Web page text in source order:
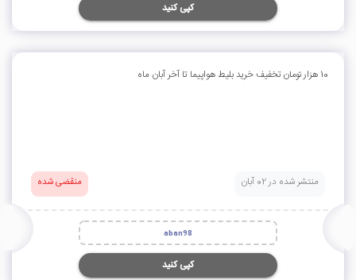
کپی کنید
10 هزار تومان تخفیف خرید بلیط هواپیما تا آخر آبان ماه
منتشر شده در 02 آبان منقضی شده
aban98
کپی کنید